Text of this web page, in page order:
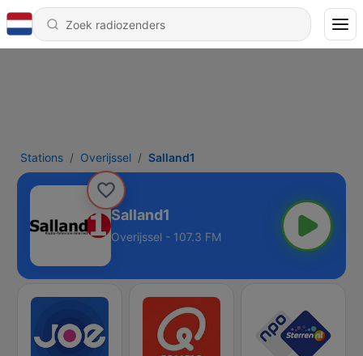
Stations Overijssel Salland1
Salland1
Overijssel - 107.3 FM